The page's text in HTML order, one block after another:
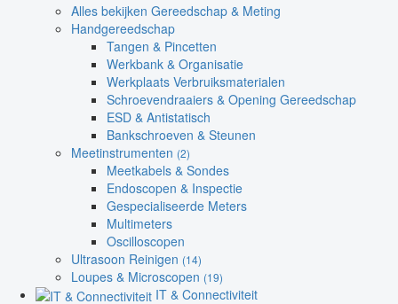
Alles bekijken Gereedschap & Meting
Handgereedschap
Tangen & Pincetten
Werkbank & Organisatie
Werkplaats Verbruiksmaterialen
Schroevendraaiers & Opening Gereedschap
ESD & Antistatisch
Bankschroeven & Steunen
Meetinstrumenten (2)
Meetkabels & Sondes
Endoscopen & Inspectie
Gespecialiseerde Meters
Multimeters
Oscilloscopen
Ultrasoon Reinigen (14)
Loupes & Microscopen (19)
IT & Connectiviteit